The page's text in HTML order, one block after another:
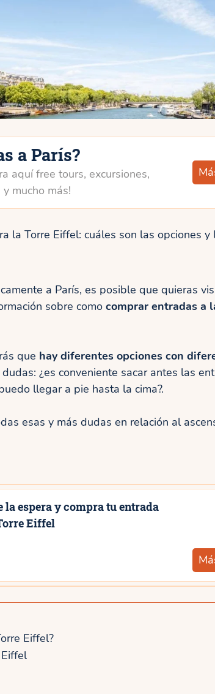
a París?
aquí free tours, excursiones,
mucho más!
la Torre Eiffel: cuáles son las opciones y
a París, es posible que quieras
sobre como comprar entradas a
que hay diferentes opciones con
¿es conveniente sacar antes las
llegar a pie hasta la cima?.
esas y más dudas en relación al
la espera y compra tu entrada
Eiffel
Eiffel?